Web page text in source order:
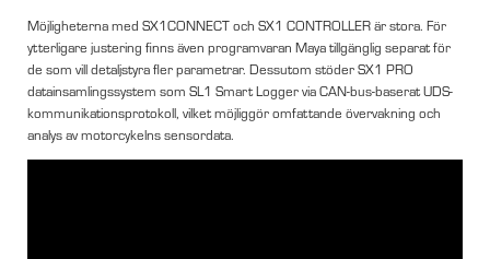
Möjligheterna med SX1CONNECT och SX1 CONTROLLER är stora. För
ytterligare justering finns även programvaran Maya tillgänglig separat för
de som vill detaljstyra fler parametrar. Dessutom stöder SX1 PRO
datainsamlingssystem som SL1 Smart Logger via CAN-bus-baserat UDS-
kommunikationsprotokoll, vilket möjliggör omfattande övervakning och
analys av motorcykelns sensordata.